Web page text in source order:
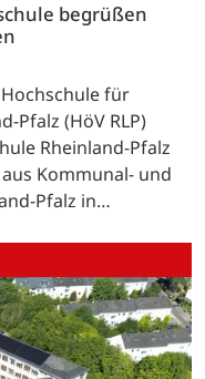
begrüßen
für
Pfalz (HöV RLP)
Rheinland-Pfalz
Kommunal- und
Pfalz in…